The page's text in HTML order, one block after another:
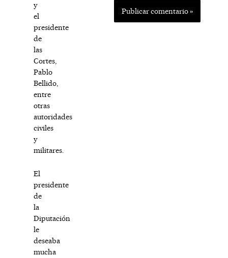
y
el
presidente
de
las
Cortes,
Pablo
Bellido,
entre
otras
autoridades
civiles
y
militares.
El
presidente
de
la
Diputación
le
deseaba
mucha